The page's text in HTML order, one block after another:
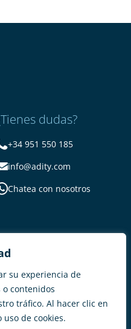
su experiencia de
contenidos
tráfico. Al hacer clic en
de cookies.
dudas?
+34 951 550 185
info@adity.com
Chatea con nosotros
del Sitio –